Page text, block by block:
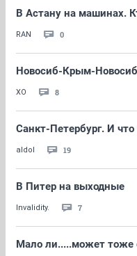
В Астану на машинах.
RAN 0
Новосиб-Крым-
ХО 8
Санкт-Петербург. И
aldol 19
В Питер на выходные
Invalidity. 7
Мало ли.....может тоже